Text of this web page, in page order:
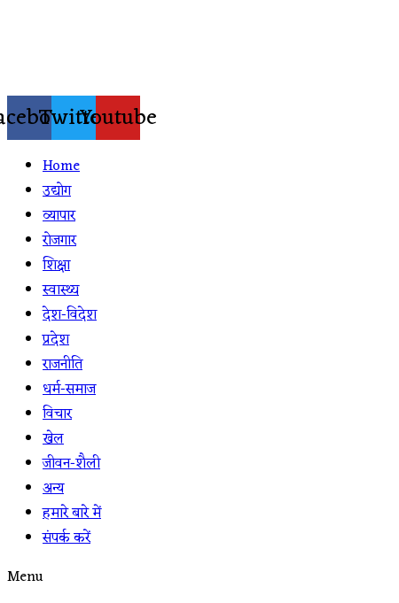
TwitterYoutube
Home
उद्योग
व्यापार
रोजगार
शिक्षा
स्वास्थ्य
देश-विदेश
प्रदेश
राजनीति
धर्म-समाज
विचार
खेल
जीवन-शैली
अन्य
हमारे बारे में
संपर्क करें
Menu